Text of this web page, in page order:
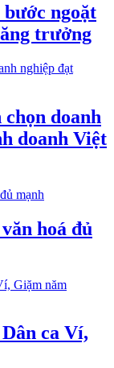
ngoặt
trưởng
doanh
doanh Việt
hoá đủ
ca Ví,